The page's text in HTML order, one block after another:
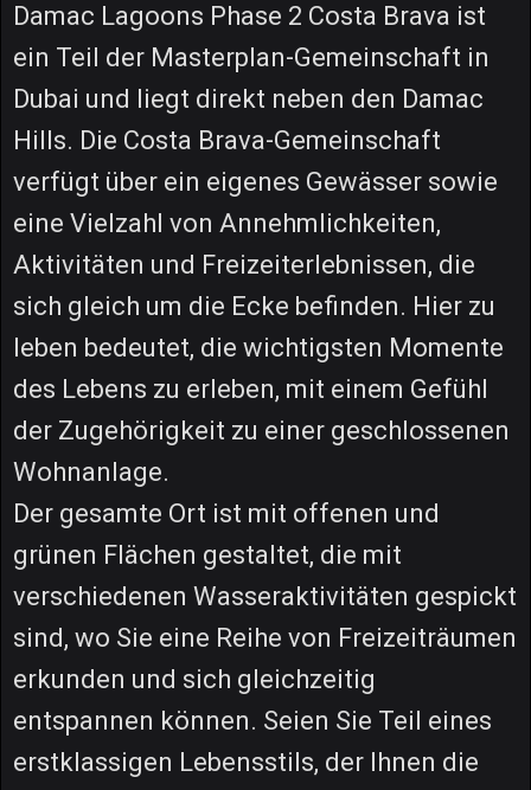
Damac Lagoons Phase 2 Costa Brava ist
ein Teil der Masterplan-Gemeinschaft in
Dubai und liegt direkt neben den Damac
Hills. Die Costa Brava-Gemeinschaft
verfügt über ein eigenes Gewässer sowie
eine Vielzahl von Annehmlichkeiten,
Aktivitäten und Freizeiterlebnissen, die
sich gleich um die Ecke befinden. Hier zu
leben bedeutet, die wichtigsten Momente
des Lebens zu erleben, mit einem Gefühl
der Zugehörigkeit zu einer geschlossenen
Wohnanlage.
Der gesamte Ort ist mit offenen und
grünen Flächen gestaltet, die mit
verschiedenen Wasseraktivitäten gespickt
sind, wo Sie eine Reihe von Freizeiträumen
erkunden und sich gleichzeitig
entspannen können. Seien Sie Teil eines
erstklassigen Lebensstils, der Ihnen die